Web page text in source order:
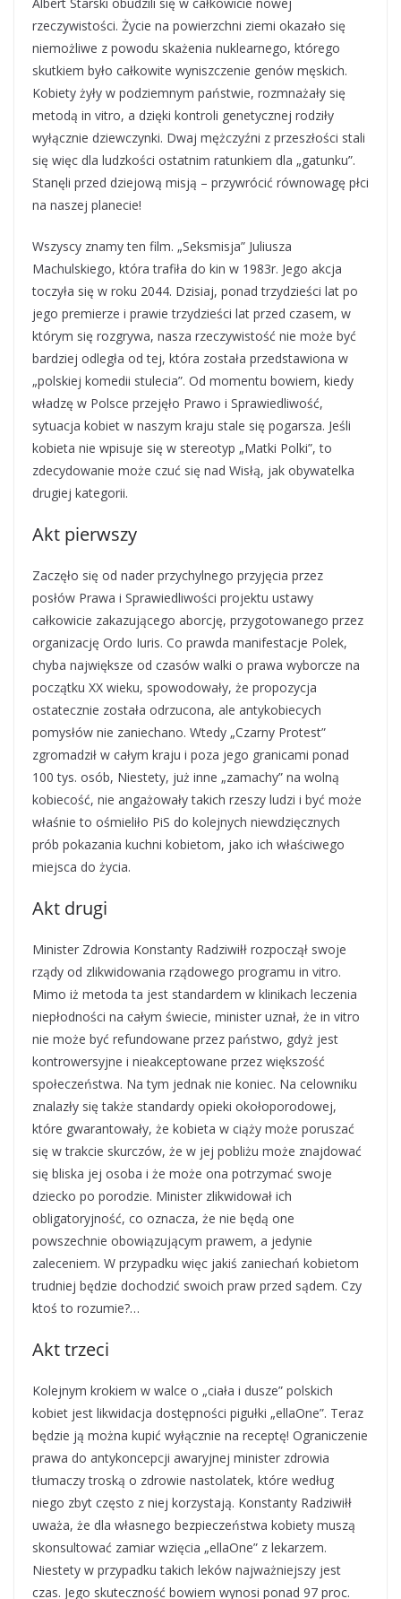
rzeczywistości. Życie na powierzchni ziemi okazało się
niemożliwe z powodu skażenia nuklearnego, którego
skutkiem było całkowite wyniszczenie genów męskich.
Kobiety żyły w podziemnym państwie, rozmnażały się
metodą in vitro, a dzięki kontroli genetycznej rodziły
wyłącznie dziewczynki. Dwaj mężczyźni z przeszłości stali
się więc dla ludzkości ostatnim ratunkiem dla „gatunku”.
Stanęli przed dziejową misją – przywrócić równowagę płci
na naszej planecie!
Wszyscy znamy ten film. „Seksmisja” Juliusza
Machulskiego, która trafiła do kin w 1983r. Jego akcja
toczyła się w roku 2044. Dzisiaj, ponad trzydzieści lat po
jego premierze i prawie trzydzieści lat przed czasem, w
którym się rozgrywa, nasza rzeczywistość nie może być
bardziej odległa od tej, która została przedstawiona w
„polskiej komedii stulecia”. Od momentu bowiem, kiedy
władzę w Polsce przejęło Prawo i Sprawiedliwość,
sytuacja kobiet w naszym kraju stale się pogarsza. Jeśli
kobieta nie wpisuje się w stereotyp „Matki Polki”, to
zdecydowanie może czuć się nad Wisłą, jak obywatelka
drugiej kategorii.
Akt pierwszy
Zaczęło się od nader przychylnego przyjęcia przez
posłów Prawa i Sprawiedliwości projektu ustawy
całkowicie zakazującego aborcję, przygotowanego przez
organizację Ordo Iuris. Co prawda manifestacje Polek,
chyba największe od czasów walki o prawa wyborcze na
początku XX wieku, spowodowały, że propozycja
ostatecznie została odrzucona, ale antykobiecych
pomysłów nie zaniechano. Wtedy „Czarny Protest”
zgromadził w całym kraju i poza jego granicami ponad
100 tys. osób, Niestety, już inne „zamachy” na wolną
kobiecość, nie angażowały takich rzeszy ludzi i być może
właśnie to ośmieliło PiS do kolejnych niewdzięcznych
prób pokazania kuchni kobietom, jako ich właściwego
miejsca do życia.
Akt drugi
Minister Zdrowia Konstanty Radziwiłł rozpoczął swoje
rządy od zlikwidowania rządowego programu in vitro.
Mimo iż metoda ta jest standardem w klinikach leczenia
niepłodności na całym świecie, minister uznał, że in vitro
nie może być refundowane przez państwo, gdyż jest
kontrowersyjne i nieakceptowane przez większość
społeczeństwa. Na tym jednak nie koniec. Na celowniku
znalazły się także standardy opieki okołoporodowej,
które gwarantowały, że kobieta w ciąży może poruszać
się w trakcie skurczów, że w jej pobliżu może znajdować
się bliska jej osoba i że może ona potrzymać swoje
dziecko po porodzie. Minister zlikwidował ich
obligatoryjność, co oznacza, że nie będą one
powszechnie obowiązującym prawem, a jedynie
zaleceniem. W przypadku więc jakiś zaniechań kobietom
trudniej będzie dochodzić swoich praw przed sądem. Czy
ktoś to rozumie?…
Akt trzeci
Kolejnym krokiem w walce o „ciała i dusze” polskich
kobiet jest likwidacja dostępności pigułki „ellaOne”. Teraz
będzie ją można kupić wyłącznie na receptę! Ograniczenie
prawa do antykoncepcji awaryjnej minister zdrowia
tłumaczy troską o zdrowie nastolatek, które według
niego zbyt często z niej korzystają. Konstanty Radziwiłł
uważa, że dla własnego bezpieczeństwa kobiety muszą
skonsultować zamiar wzięcia „ellaOne” z lekarzem.
Niestety w przypadku takich leków najważniejszy jest
czas. Jego skuteczność bowiem wynosi ponad 97 proc.